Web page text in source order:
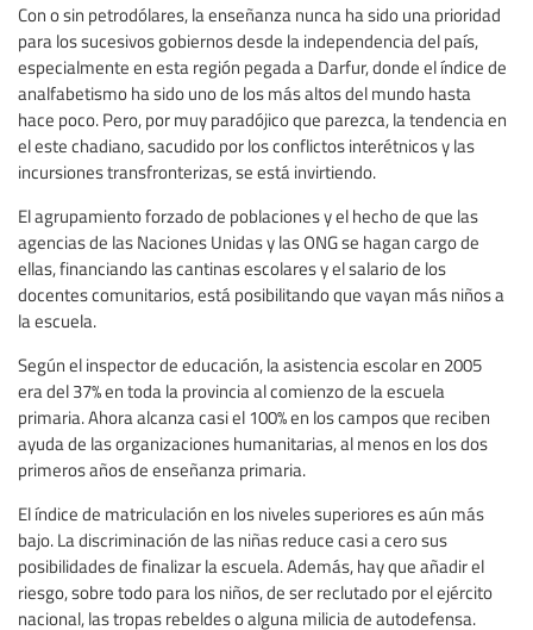
Con o sin petrodólares, la enseñanza nunca ha sido una prioridad
para los sucesivos gobiernos desde la independencia del país,
especialmente en esta región pegada a Darfur, donde el índice de
analfabetismo ha sido uno de los más altos del mundo hasta
hace poco. Pero, por muy paradójico que parezca, la tendencia en
el este chadiano, sacudido por los conflictos interétnicos y las
incursiones transfronterizas, se está invirtiendo.
El agrupamiento forzado de poblaciones y el hecho de que las
agencias de las Naciones Unidas y las ONG se hagan cargo de
ellas, financiando las cantinas escolares y el salario de los
docentes comunitarios, está posibilitando que vayan más niños a
la escuela.
Según el inspector de educación, la asistencia escolar en 2005
era del 37% en toda la provincia al comienzo de la escuela
primaria. Ahora alcanza casi el 100% en los campos que reciben
ayuda de las organizaciones humanitarias, al menos en los dos
primeros años de enseñanza primaria.
El índice de matriculación en los niveles superiores es aún más
bajo. La discriminación de las niñas reduce casi a cero sus
posibilidades de finalizar la escuela. Además, hay que añadir el
riesgo, sobre todo para los niños, de ser reclutado por el ejército
nacional, las tropas rebeldes o alguna milicia de autodefensa.